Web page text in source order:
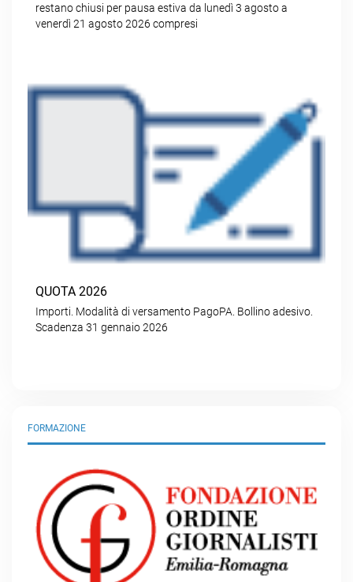
restano chiusi per pausa estiva da lunedì 3 agosto a
venerdì 21 agosto 2026 compresi
QUOTA 2026
Importi. Modalità di versamento PagoPA. Bollino adesivo.
Scadenza 31 gennaio 2026
FORMAZIONE